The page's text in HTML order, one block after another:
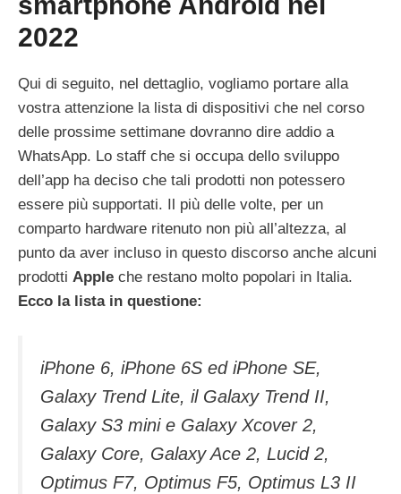
2022
Qui di seguito, nel dettaglio, vogliamo portare alla
vostra attenzione la lista di dispositivi che nel corso
delle prossime settimane dovranno dire addio a
WhatsApp. Lo staff che si occupa dello sviluppo
dell’app ha deciso che tali prodotti non potessero
essere più supportati. Il più delle volte, per un
comparto hardware ritenuto non più all’altezza, al
punto da aver incluso in questo discorso anche alcuni
prodotti Apple che restano molto popolari in Italia.
Ecco la lista in questione:
iPhone 6, iPhone 6S ed iPhone SE,
Galaxy Trend Lite, il Galaxy Trend II,
Galaxy S3 mini e Galaxy Xcover 2,
Galaxy Core, Galaxy Ace 2, Lucid 2,
Optimus F7, Optimus F5, Optimus L3 II